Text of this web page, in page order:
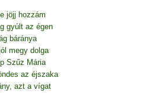
jöjj hozzám
gyúlt az égen
báránya
megy dolga
Szűz Mária
az éjszaka
azt a vígat